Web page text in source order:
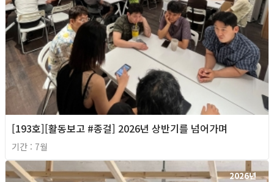
[193호][활동보고 #종걸] 2026년 상반기를 넘어가며
기간 : 7월
2026년